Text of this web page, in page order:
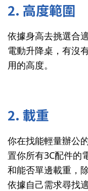
2. 高度範圍
依據身高去挑選合
電動升降桌，有沒
用的高度。
2. 載重
你在找能輕量辦公
置你所有3C配件的
和能否單邊載重，
依據自己需求尋找